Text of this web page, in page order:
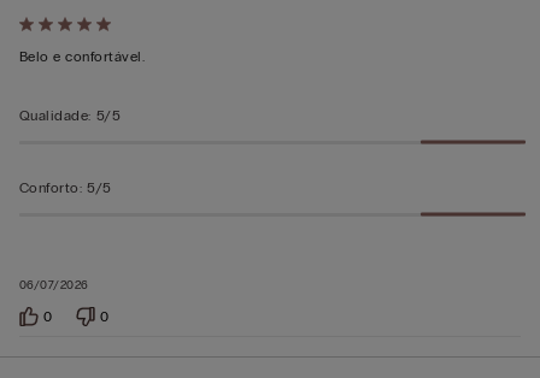
Atribuiu
5
5
06/07/2026
Belo e confortável.
Qualidade: 5/5
Conforto: 5/5
0 0